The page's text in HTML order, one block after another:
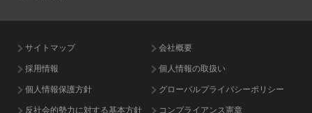
サイトマップ 会社概要
採用情報 個人情報の取扱い
個人情報保護方針 グローバルプライバシーポリシー
反社会的勢力に対する基本方針 コンプライアンス憲章